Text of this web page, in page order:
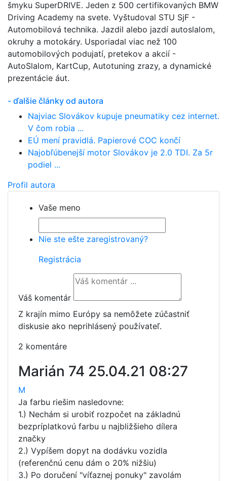
šmyku SuperDRIVE. Jeden z 500 certifikovaných BMW
Driving Academy na svete. Vyštudoval STU SjF -
Automobilová technika. Jazdil alebo jazdí autoslalom,
okruhy a motokáry. Usporiadal viac než 100
automobilových podujatí, pretekov a akcií -
AutoSlalom, KartCup, Autotuning zrazy, a dynamické
prezentácie áut.
- ďalšie články od autora
Najviac Slovákov kupuje pneumatiky cez internet.
V čom robia ...
EÚ mení pravidlá. Papierové COC končí
Najobľúbenejší motor Slovákov je 2.0 TDI. Za 5r
podiel ...
Profil autora
Vaše meno
Nie ste ešte zaregistrovaný?
Registrácia
Váš komentár
Z krajín mimo Európy sa nemôžete zúčastniť
diskusie ako neprihlásený používateľ.
2 komentáre
Marián 74 25.04.21 08:27
M
Ja farbu riešim nasledovne:
1.) Nechám si urobiť rozpočet na základnú
bezpríplatkovú farbu u najbližšieho dílera
značky
2.) Vypíšem dopyt na dodávku vozidla
(referenčnú cenu dám o 20% nižšiu)
3.) Po doručení "víťaznej ponuky" zavolám